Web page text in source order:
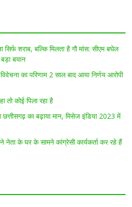
सिर्फ शराब, बल्कि मिलता है गौ मांस: सीएम बघेल
बयान
का परिणाम 2 साल बाद आया निर्णय आरोपी
तो कोई पिला रहा है
ने छत्तीसगढ़ का बढ़ाया मान, मिसेज इंडिया 2023 में
नेता के घर के सामने कांग्रेसी कार्यकर्ता कर रहे हैं